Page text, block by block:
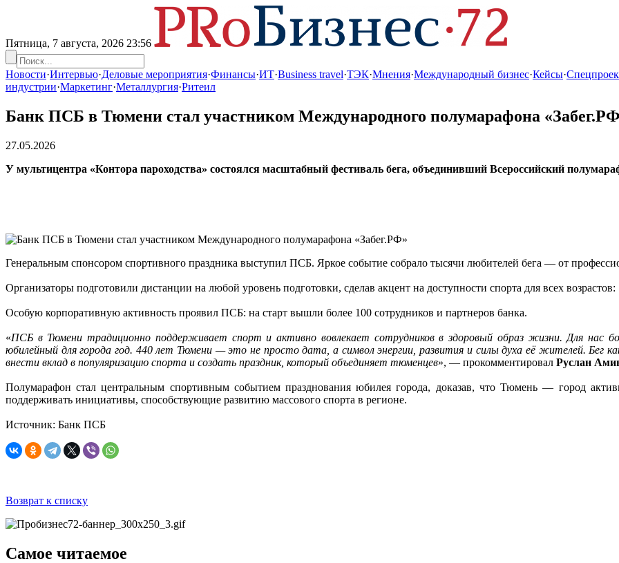
Пятница, 7 августа, 2026 23:56
Новости·Интервью·Деловые мероприятия·Финансы·ИТ·Business travel·ТЭК·Мнения·Международный бизнес·Кейсы·
индустрии·Маркетинг·Металлургия·Ритеил
Банк ПСБ в Тюмени стал участником Международного полумарафона
27.05.2026
У мультицентра «Контора пароходства» состоялся масштабный фестиваль бега, объединивший Всероссийский
Генеральным спонсором спортивного праздника выступил ПСБ. Яркое событие собрало тысячи любителей бега — от
Организаторы подготовили дистанции на любой уровень подготовки, сделав акцент на доступности спорта для всех
Особую корпоративную активность проявил ПСБ: на старт вышли более 100 сотрудников и партнеров банка.
«ПСБ в Тюмени традиционно поддерживает спорт и активно вовлекает сотрудников в здоровый образ жизни. Для нас
юбилейный для города год. 440 лет Тюмени — это не просто дата, а символ энергии, развития и силы духа её жителей.
внести вклад в популяризацию спорта и создать праздник, который объединяет тюменцев», — прокомментировал Руслан
Полумарафон стал центральным спортивным событием празднования юбилея города, доказав, что Тюмень — город
поддерживать инициативы, способствующие развитию массового спорта в регионе.
Источник: Банк ПСБ
Возврат к списку
Самое читаемое